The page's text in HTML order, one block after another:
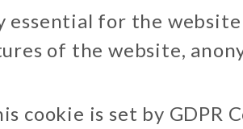
essential for the
of the website,
cookie is set by GDPR